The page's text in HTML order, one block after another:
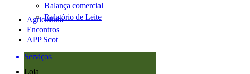
Balança comercial
Relatório de Leite
Agricultura
Encontros
APP Scot
Serviços
Loja